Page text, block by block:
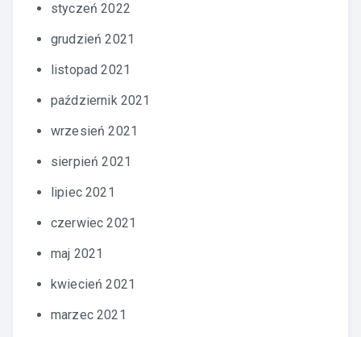
styczeń 2022
grudzień 2021
listopad 2021
październik 2021
wrzesień 2021
sierpień 2021
lipiec 2021
czerwiec 2021
maj 2021
kwiecień 2021
marzec 2021